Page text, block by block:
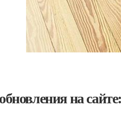
на сайте: